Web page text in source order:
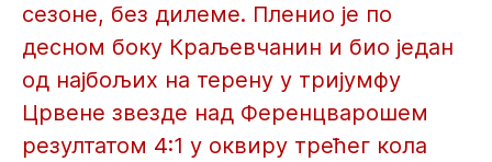
сезоне, без дилеме. Пленио је по
десном боку Краљевчанин и био један
од најбољих на терену у тријумфу
Црвене звезде над Ференцварошем
резултатом 4:1 у оквиру трећег кола